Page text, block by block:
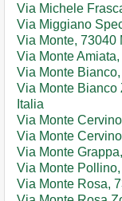
Via Michele
Via Miggiano
Via Monte, 73040
Via Monte
Via Monte
Via Monte Bianco
Italia
Via Monte
Via Monte
Via Monte
Via Monte
Via Monte Rosa,